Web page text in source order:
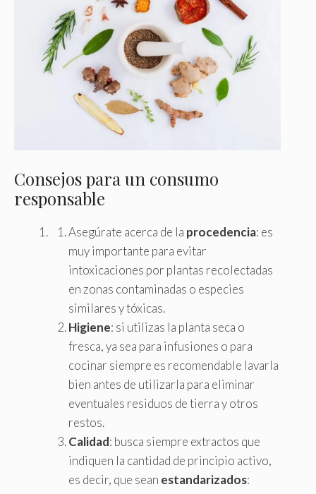
Consejos para un consumo
responsable
Asegúrate acerca de la procedencia: es
muy importante para evitar
intoxicaciones por plantas recolectadas
en zonas contaminadas o especies
similares y tóxicas.
Higiene: si utilizas la planta seca o
fresca, ya sea para infusiones o para
cocinar siempre es recomendable lavarla
bien antes de utilizarla para eliminar
eventuales residuos de tierra y otros
restos.
Calidad: busca siempre extractos que
indiquen la cantidad de principio activo,
es decir, que sean estandarizados: